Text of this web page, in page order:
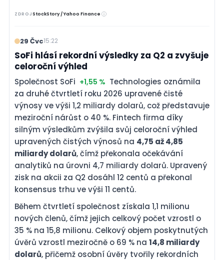
ZDROJStockStory / Yahoo Finance
29 Čvc15:22
SoFi hlásí rekordní výsledky za Q2 a zvyšuje
celoroční výhled
Společnost SoFi +1,55 % Technologies oznámila
za druhé čtvrtletí roku 2026 upravené čisté
výnosy ve výši 1,2 miliardy dolarů, což představuje
meziroční nárůst o 40 %. Fintech firma díky
silným výsledkům zvýšila svůj celoroční výhled
upravených čistých výnosů na 4,75 až 4,85
miliardy dolarů, čímž překonala očekávání
analytiků na úrovni 4,7 miliardy dolarů. Upravený
zisk na akcii za Q2 dosáhl 12 centů a překonal
konsensus trhu ve výši 11 centů.
Během čtvrtletí společnost získala 1,1 milionu
nových členů, čímž jejich celkový počet vzrostl o
35 % na 15,8 milionu. Celkový objem poskytnutých
úvěrů vzrostl meziročně o 69 % na 14,8 miliardy
dolarů, přičemž osobní úvěry tvořily rekordních